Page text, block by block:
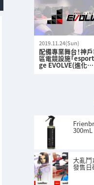
2019.11.24(Sun)
配備專業舞台！神
區電競設施「
ge EVOLVE(進化…
300mL
大亂鬥
發售日